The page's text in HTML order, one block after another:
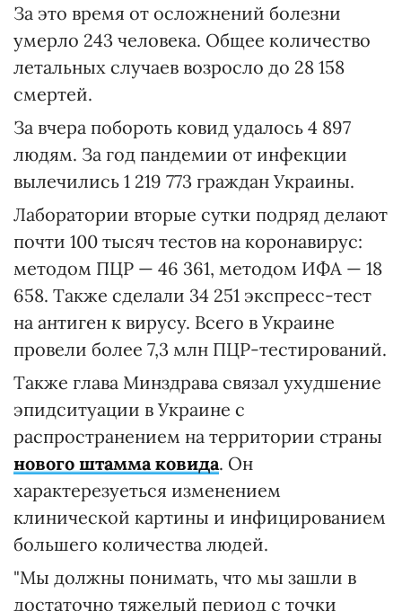
За это время от осложнений болезни
умерло 243 человека. Общее количество
летальных случаев возросло до 28 158
смертей.
За вчера побороть ковид удалось 4 897
людям. За год пандемии от инфекции
вылечились 1 219 773 граждан Украины.
Лаборатории вторые сутки подряд делают
почти 100 тысяч тестов на коронавирус:
методом ПЦР — 46 361, методом ИФА — 18
658. Также сделали 34 251 экспресс-тест
на антиген к вирусу. Всего в Украине
провели более 7,3 млн ПЦР-тестирований.
Также глава Минздрава связал ухудшение
эпидситуации в Украине с
распространением на территории страны
нового штамма ковида. Он
характерезуеться изменением
клинической картины и инфицированием
большего количества людей.
"Мы должны понимать, что мы зашли в
достаточно тяжелый период с точки